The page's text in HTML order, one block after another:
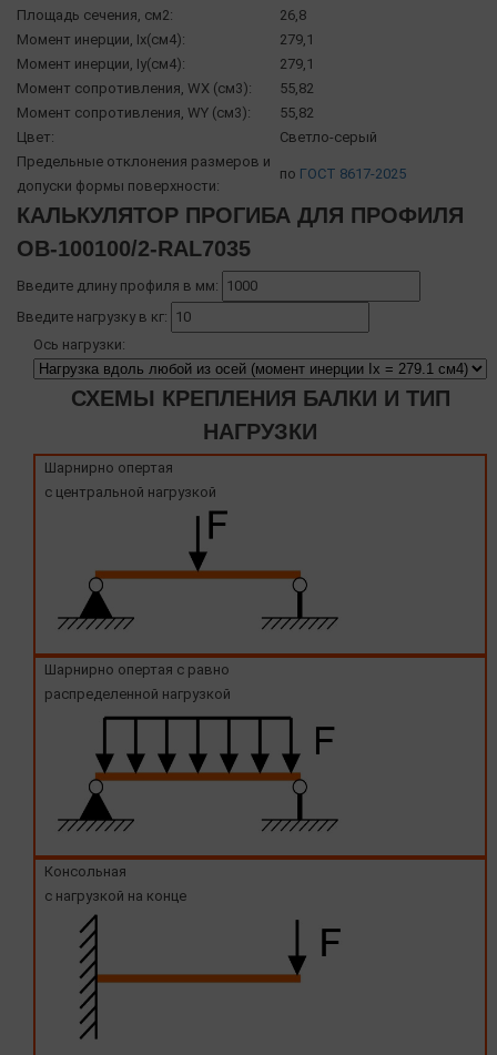
Площадь сечения, см2:
26,8
Момент инерции, Ix(см4):
279,1
Момент инерции, Iy(см4):
279,1
Момент сопротивления, WX (см3):
55,82
Момент сопротивления, WY (см3):
55,82
Цвет:
Светло-серый
Предельные отклонения размеров и
допуски формы поверхности:
по ГОСТ 8617-2025
КАЛЬКУЛЯТОР ПРОГИБА ДЛЯ ПРОФИЛЯ
OB-100100/2-RAL7035
Введите длину профиля в мм:
Введите нагрузку в кг:
Ось нагрузки:
СХЕМЫ КРЕПЛЕНИЯ БАЛКИ И ТИП
НАГРУЗКИ
Шарнирно опертая
с центральной нагрузкой
Шарнирно опертая с равно
распределенной нагрузкой
Консольная
с нагрузкой на конце